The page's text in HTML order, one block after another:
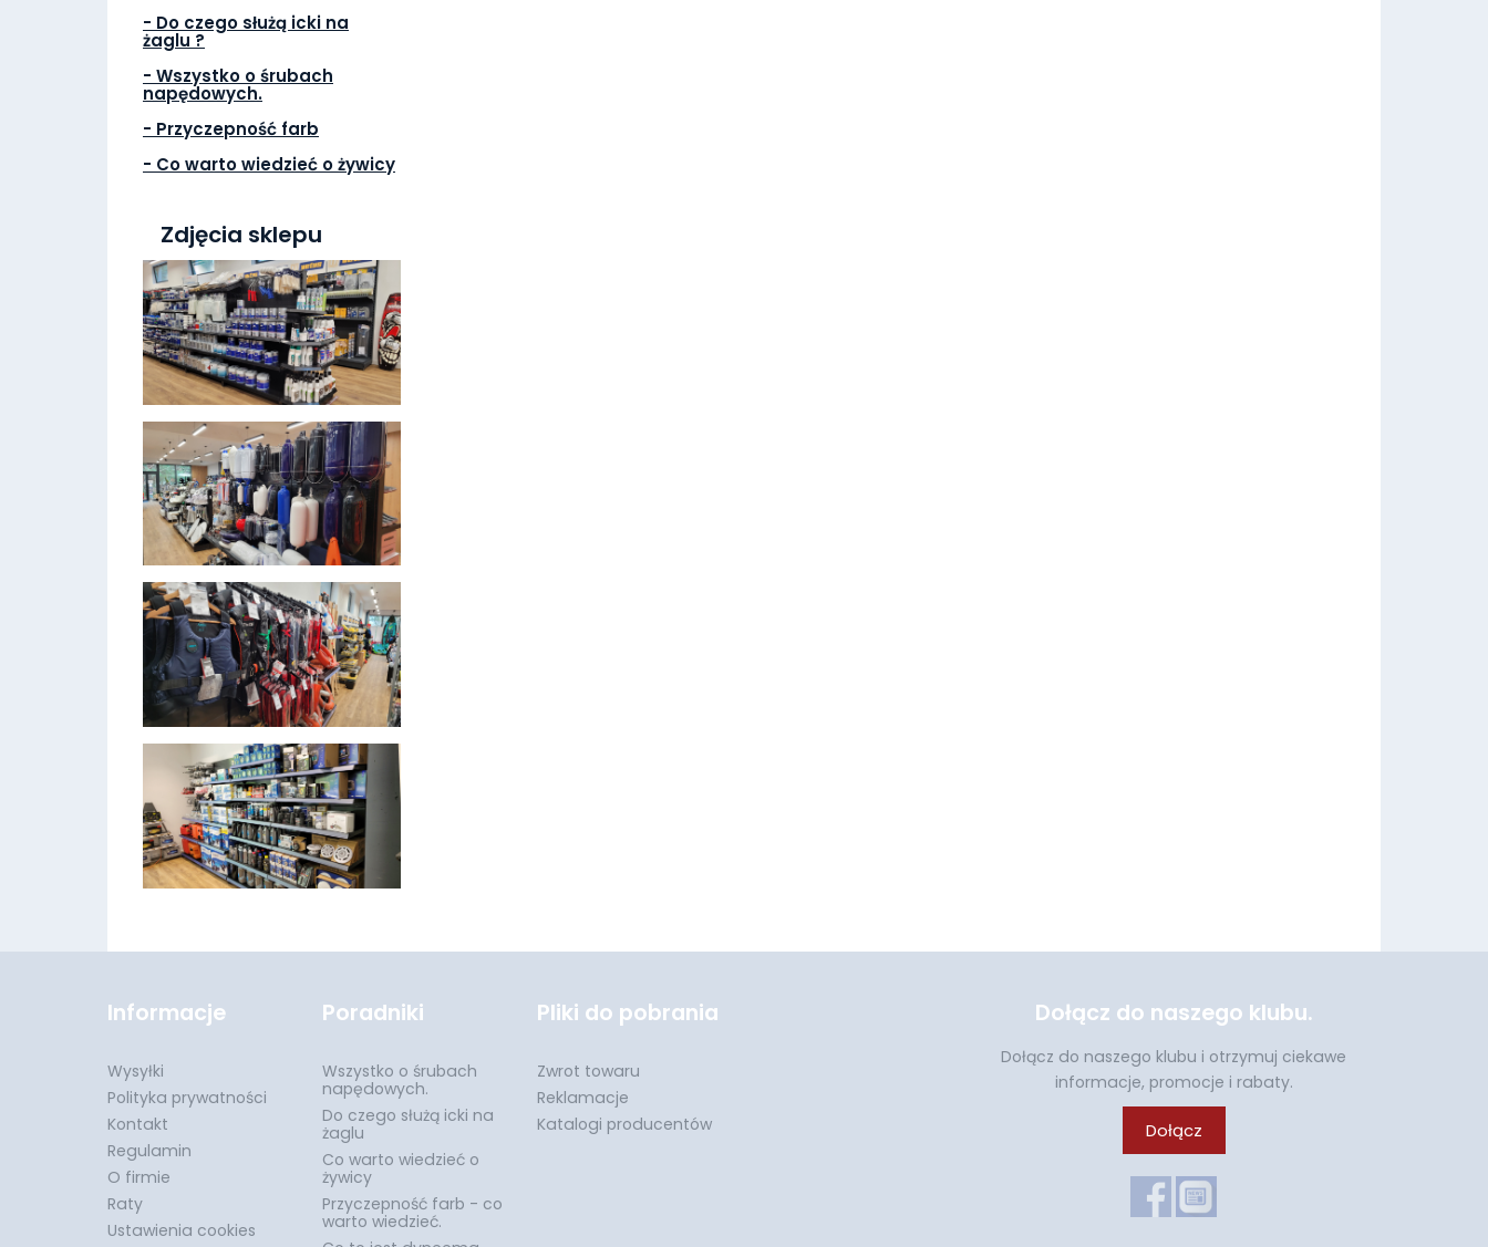
- Do czego służą icki na
żaglu ?
- Wszystko o śrubach
napędowych.
- Przyczepność farb
- Co warto wiedzieć o żywicy
Zdjęcia sklepu
Informacje
Wysyłki
Polityka prywatności
Kontakt
Regulamin
O firmie
Raty
Ustawienia cookies
Poradniki
Wszystko o śrubach
napędowych.
Do czego służą icki na
żaglu
Co warto wiedzieć o
żywicy
Przyczepność farb - co
warto wiedzieć.
Pliki do pobrania
Zwrot towaru
Reklamacje
Katalogi producentów
Dołącz do naszego klubu.
Dołącz do naszego klubu i otrzymuj ciekawe
informacje, promocje i rabaty.
Dołącz